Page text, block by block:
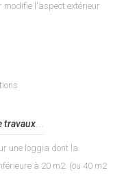
l'aspect extérieur
travaux
une loggia dont la
à 20 m2. (ou 40 m2